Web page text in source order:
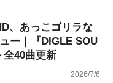
、あっこゴリラな
ー｜『DIGLE SOU
全40曲更新
2026/7/6